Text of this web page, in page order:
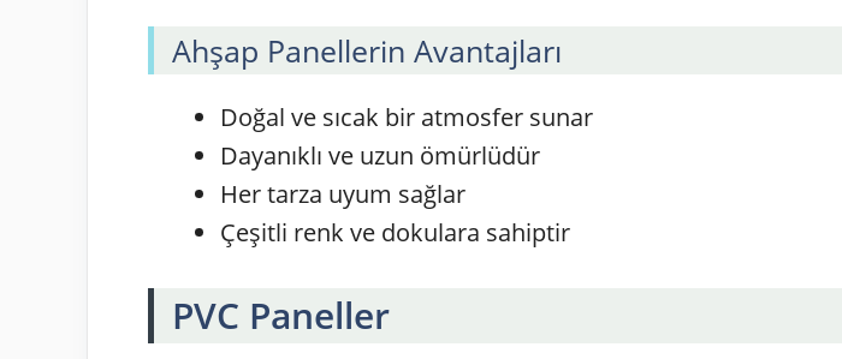
Ahşap Panellerin Avantajları
Doğal ve sıcak bir atmosfer sunar
Dayanıklı ve uzun ömürlüdür
Her tarza uyum sağlar
Çeşitli renk ve dokulara sahiptir
PVC Paneller